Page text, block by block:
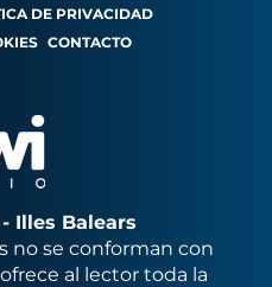
DE PRIVACIDAD
CONTACTO
Illes Balears
no se conforman con
al lector toda la